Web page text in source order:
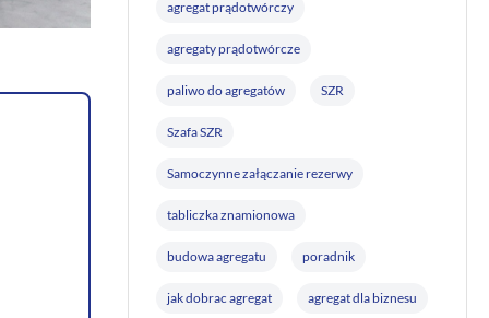
agregat prądotwórczy
agregaty prądotwórcze
paliwo do agregatów SZR
Szafa SZR
Samoczynne załączanie rezerwy
tabliczka znamionowa
budowa agregatu poradnik
jak dobrac agregat agregat dla biznesu